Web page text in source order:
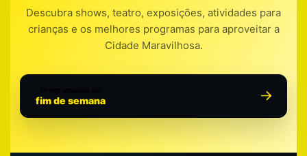
Descubra shows, teatro, exposições, atividades para
crianças e os melhores programas para aproveitar a
Cidade Maravilhosa.
fim de semana